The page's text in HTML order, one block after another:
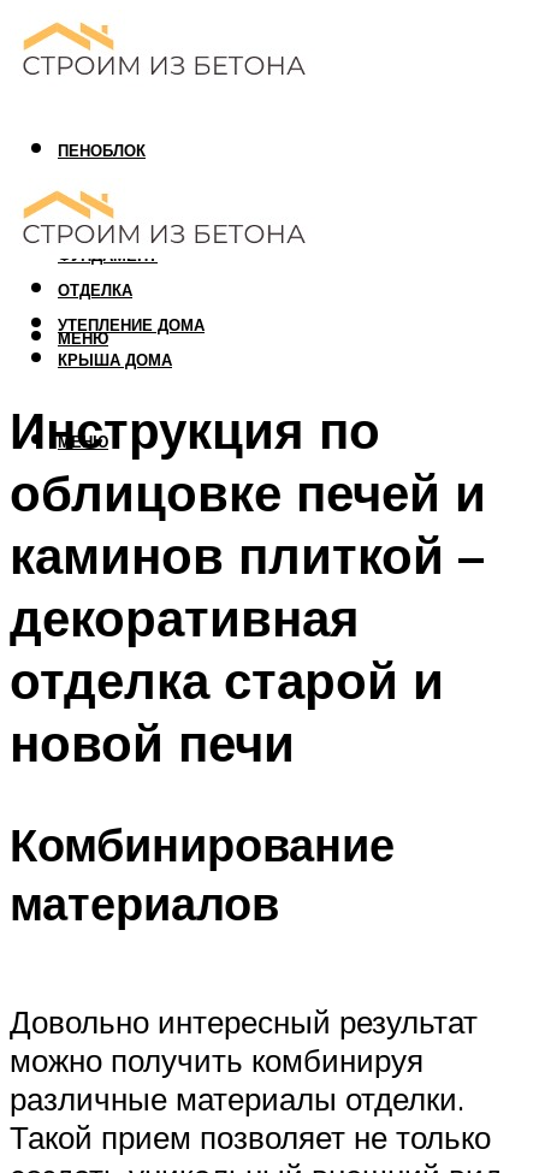
ПЕНОБЛОК
ГАЗОБЛОК
АРБОЛИТОВЫЙ БЛОК
ФУНДАМЕНТ
ОТДЕЛКА
УТЕПЛЕНИЕ ДОМА
КРЫША ДОМА
МЕНЮ
МЕНЮ
Инструкция по
облицовке печей и
каминов плиткой –
декоративная
отделка старой и
новой печи
Комбинирование
материалов
Довольно интересный результат
можно получить комбинируя
различные материалы отделки.
Такой прием позволяет не только